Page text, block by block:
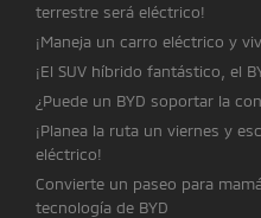
terrestre será eléctrico!
¡Maneja un carro eléctrico y
¡El SUV híbrido fantástico, el
¿Puede un BYD soportar la
¡Planea la ruta un viernes y
eléctrico!
Convierte un paseo para
tecnología de BYD